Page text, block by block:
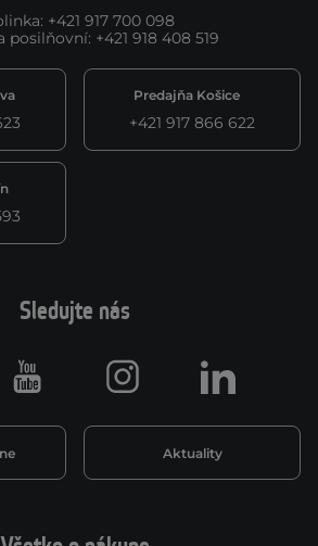
: +421 917 700 098
posilňovní: +421 918 408 519
Predajňa Košice
+421 917 866 622
Sledujte nás
Aktuality
Youtube Instagram LinkedIn